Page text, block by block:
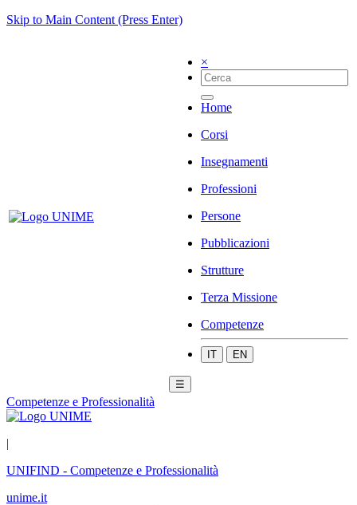
Skip to Main Content (Press Enter)
×
Home
Corsi
Insegnamenti
Professioni
Persone
Pubblicazioni
Strutture
Terza Missione
Competenze
IT EN
☰
Competenze e Professionalità
|
UNIFIND - Competenze e Professionalità
unime.it